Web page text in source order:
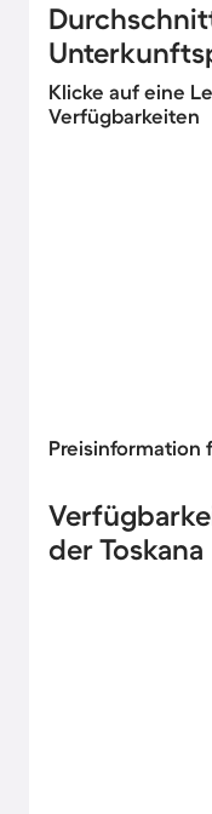
Klicke auf eine
Verfügbarkeiten
Preisinformation
der Toskana